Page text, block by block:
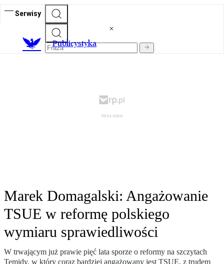
Serwisy
Publicystyka
Marek Domagalski: Angażowanie
TSUE w reformę polskiego
wymiaru sprawiedliwości
W trwającym już prawie pięć lata sporze o reformy na szczytach
Temidy, w który coraz bardziej angażowany jest TSUE, z trudem